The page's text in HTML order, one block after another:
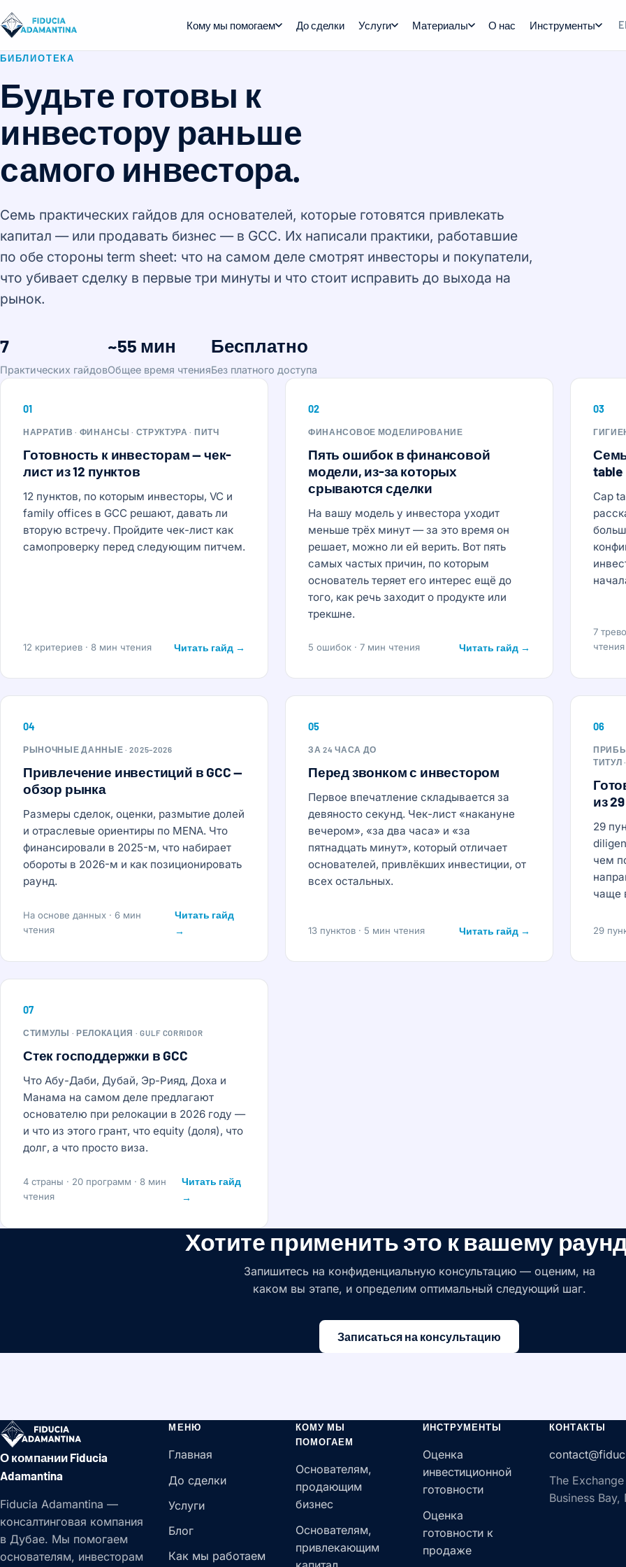
Кому мы помогаем До сделки Услуги Материалы О нас Инструменты
БИБЛИОТЕКА
Будьте готовы к
инвестору раньше
самого инвестора.
Семь практических гайдов для основателей, которые готовятся привлекать
капитал — или продавать бизнес — в GCC. Их написали практики, работавшие
по обе стороны term sheet: что на самом деле смотрят инвесторы и покупатели,
что убивает сделку в первые три минуты и что стоит исправить до выхода на
рынок.
7
Практических гайдов
~55 мин
Общее время чтения
Бесплатно
Без платного доступа
01
НАРРАТИВ · ФИНАНСЫ · СТРУКТУРА · ПИТЧ
Готовность к инвесторам — чек-
лист из 12 пунктов
12 пунктов, по которым инвесторы, VC и
family offices в GCC решают, давать ли
вторую встречу. Пройдите чек-лист как
самопроверку перед следующим питчем.
12 критериев · 8 мин чтения Читать гайд →
02
ФИНАНСОВОЕ МОДЕЛИРОВАНИЕ
Пять ошибок в финансовой
модели, из-за которых
срываются сделки
На вашу модель у инвестора уходит
меньше трёх минут — за это время он
решает, можно ли ей верить. Вот пять
самых частых причин, по которым
основатель теряет его интерес ещё до
того, как речь заходит о продукте или
трекшне.
5 ошибок · 7 мин чтения Читать гайд →
03
table
Cap
7
чтения
04
РЫНОЧНЫЕ ДАННЫЕ · 2025–2026
Привлечение инвестиций в GCC —
обзор рынка
Размеры сделок, оценки, размытие долей
и отраслевые ориентиры по MENA. Что
финансировали в 2025-м, что набирает
обороты в 2026-м и как позиционировать
раунд.
На основе данных · 6 мин
чтения
Читать гайд
→
05
ЗА 24 ЧАСА ДО
Перед звонком с инвестором
Первое впечатление складывается за
девяносто секунд. Чек-лист «накануне
вечером», «за два часа» и «за
пятнадцать минут», который отличает
основателей, привлёкших инвестиции, от
всех остальных.
13 пунктов · 5 мин чтения Читать гайд →
06
ТИТУЛ
из
29
чем
чаще
29
07
СТИМУЛЫ · РЕЛОКАЦИЯ · GULF CORRIDOR
Стек господдержки в GCC
Что Абу-Даби, Дубай, Эр-Рияд, Доха и
Манама на самом деле предлагают
основателю при релокации в 2026 году —
и что из этого грант, что equity (доля), что
долг, а что просто виза.
4 страны · 20 программ · 8 мин
чтения
Читать гайд
→
Хотите применить это к вашему
Запишитесь на конфиденциальную консультацию — оценим, на
каком вы этапе, и определим оптимальный следующий шаг.
Записаться на консультацию
О компании Fiducia
Adamantina
Fiducia Adamantina —
консалтинговая компания
в Дубае. Мы помогаем
основателям, инвесторам
МЕНЮ
Главная
До сделки
Услуги
Блог
Как мы работаем
КОМУ МЫ
ПОМОГАЕМ
Основателям,
продающим
бизнес
Основателям,
привлекающим
ИНСТРУМЕНТЫ
Оценка
инвестиционной
готовности
Оценка
готовности к
продаже
КОНТАКТЫ
The
Business Bay,